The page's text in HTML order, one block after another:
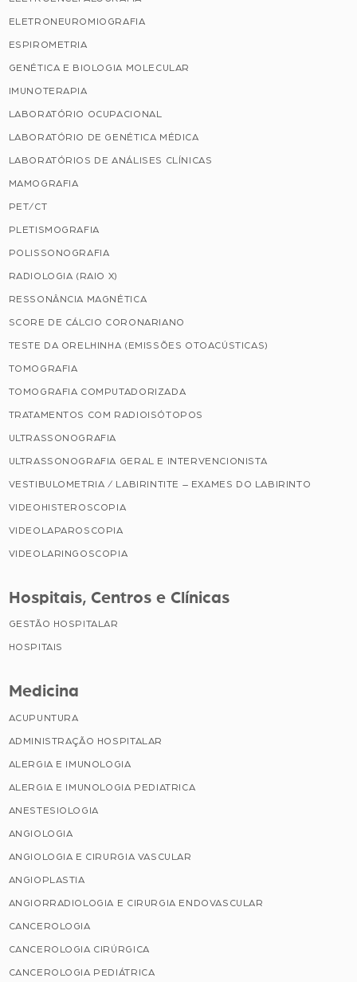
ELETRONEUROMIOGRAFIA
ESPIROMETRIA
GENÉTICA E BIOLOGIA MOLECULAR
IMUNOTERAPIA
LABORATÓRIO OCUPACIONAL
LABORATÓRIO DE GENÉTICA MÉDICA
LABORATÓRIOS DE ANÁLISES CLÍNICAS
MAMOGRAFIA
PET/CT
PLETISMOGRAFIA
POLISSONOGRAFIA
RADIOLOGIA (RAIO X)
RESSONÂNCIA MAGNÉTICA
SCORE DE CÁLCIO CORONARIANO
TESTE DA ORELHINHA (EMISSÕES OTOACÚSTICAS)
TOMOGRAFIA
TOMOGRAFIA COMPUTADORIZADA
TRATAMENTOS COM RADIOISÓTOPOS
ULTRASSONOGRAFIA
ULTRASSONOGRAFIA GERAL E INTERVENCIONISTA
VESTIBULOMETRIA / LABIRINTITE – EXAMES DO LABIRINTO
VIDEOHISTEROSCOPIA
VIDEOLAPAROSCOPIA
VIDEOLARINGOSCOPIA
Hospitais, Centros e Clínicas
GESTÃO HOSPITALAR
HOSPITAIS
Medicina
ACUPUNTURA
ADMINISTRAÇÃO HOSPITALAR
ALERGIA E IMUNOLOGIA
ALERGIA E IMUNOLOGIA PEDIATRICA
ANESTESIOLOGIA
ANGIOLOGIA
ANGIOLOGIA E CIRURGIA VASCULAR
ANGIOPLASTIA
ANGIORRADIOLOGIA E CIRURGIA ENDOVASCULAR
CANCEROLOGIA
CANCEROLOGIA CIRÚRGICA
CANCEROLOGIA PEDIÁTRICA